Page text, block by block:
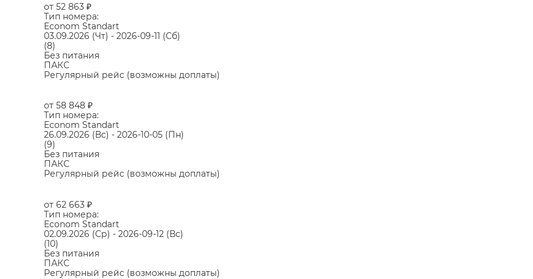
от 52 863 ₽
Тип номера:
Econom Standart
03.09.2026 (Чт) - 2026-09-11 (Сб)
(8)
Без питания
ПАКС
Регулярный рейс (возможны доплаты)
от 58 848 ₽
Тип номера:
Econom Standart
26.09.2026 (Вс) - 2026-10-05 (Пн)
(9)
Без питания
ПАКС
Регулярный рейс (возможны доплаты)
от 62 663 ₽
Тип номера:
Econom Standart
02.09.2026 (Ср) - 2026-09-12 (Вс)
(10)
Без питания
ПАКС
Регулярный рейс (возможны доплаты)